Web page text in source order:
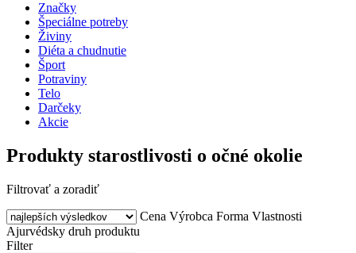
Značky
Špeciálne potreby
Živiny
Diéta a chudnutie
Šport
Potraviny
Telo
Darčeky
Akcie
Produkty starostlivosti o očné okolie
Filtrovať a zoradiť
Cena Výrobca Forma Vlastnosti
Ajurvédsky druh produktu
Filter